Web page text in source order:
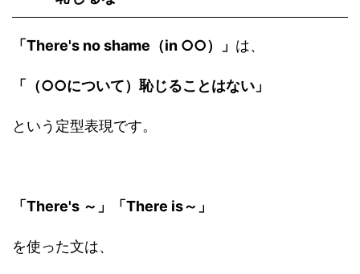
「There's no shame（in ○○）」 は、
「（○○について）恥じることはない」
という定型表現です。
「There's ～」「There is～」
を使った文は、